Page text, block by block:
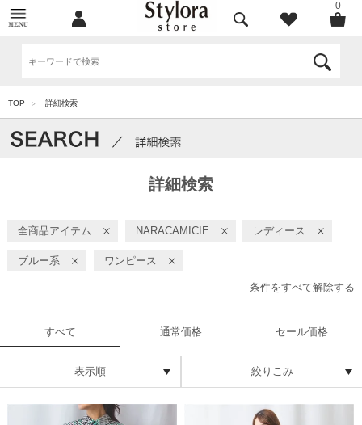
0
TOP > 詳細検索
詳細検索
全商品アイテム NARACAMICIE レディース
ブルー系 ワンピース
条件をすべて解除する
すべて 通常価格 セール価格
表示順 絞りこみ